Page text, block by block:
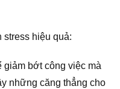
stress hiệu quả:
giảm bớt công việc mà
những căng thẳng cho